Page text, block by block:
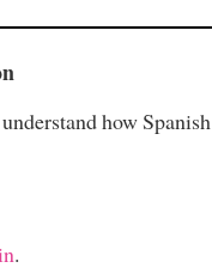
how Spanish
.